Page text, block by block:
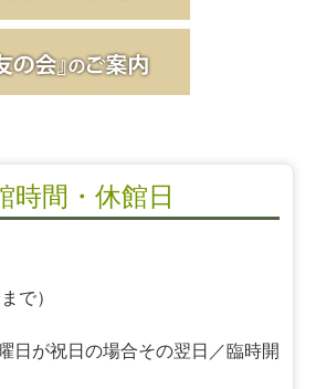
時間・休館日
で）
日が祝日の場合その翌日／臨時開